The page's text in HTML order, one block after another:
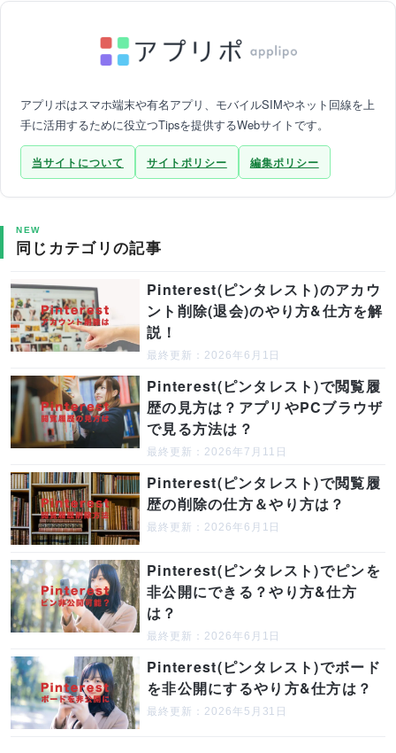
アプリポはスマホ端末や有名アプリ、モバイルSIMやネット回線を上
手に活用するために役立つTipsを提供するWebサイトです。
当サイトについて サイトポリシー 編集ポリシー
NEW
同じカテゴリの記事
Pinterest(ピンタレスト)のアカウ
ント削除(退会)のやり方&仕方を解
説！
最終更新：2026年6月1日
Pinterest(ピンタレスト)で閲覧履
歴の見方は？アプリやPCブラウザ
で見る方法は？
最終更新：2026年7月11日
Pinterest(ピンタレスト)で閲覧履
歴の削除の仕方＆やり方は？
最終更新：2026年6月1日
Pinterest(ピンタレスト)でピンを
非公開にできる？やり方&仕方
は？
最終更新：2026年6月1日
Pinterest(ピンタレスト)でボード
を非公開にするやり方&仕方は？
最終更新：2026年5月31日